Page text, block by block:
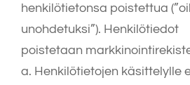
henkilötietonsa poistettua
unohdetuksi”). Henkilötiedot
poistetaan
a. Henkilötietojen käsittelylle